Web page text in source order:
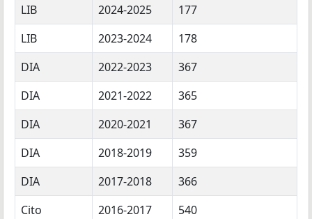
LIB
2024-2025
177
LIB
2023-2024
178
DIA
2022-2023
367
DIA
2021-2022
365
DIA
2020-2021
367
DIA
2018-2019
359
DIA
2017-2018
366
Cito
2016-2017
540